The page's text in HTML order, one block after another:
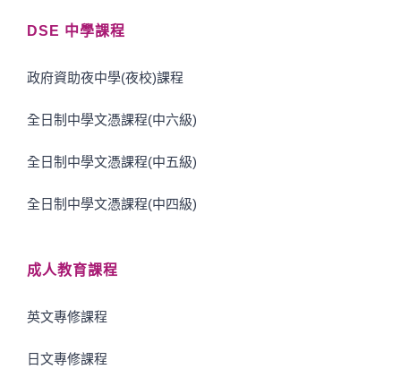
DSE 中學課程
政府資助夜中學(夜校)課程
全日制中學文憑課程(中六級)
全日制中學文憑課程(中五級)
全日制中學文憑課程(中四級)
成人教育課程
英文專修課程
日文專修課程